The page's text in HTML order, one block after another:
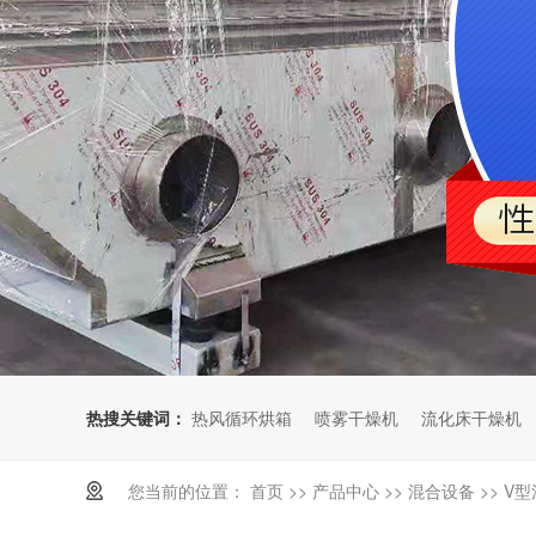
热搜关键词： 热风循环烘箱 喷雾干燥机 流化床干燥机
您当前的位置： 首页 >> 产品中心 >> 混合设备 >> V型